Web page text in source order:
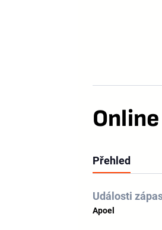
Přehled
Události
Apoel